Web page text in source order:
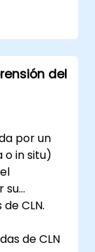
por
del
por un
o in situ)
su
CLN.
de CLN